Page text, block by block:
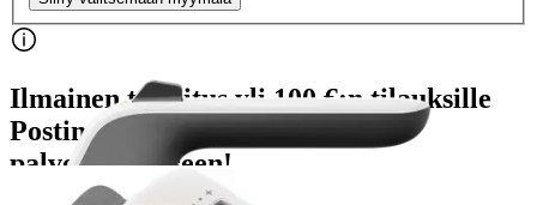
Ilmainen toimitus yli 100 €:n tilauksille
Postin pakettiautomaattiin tai
palvelupisteeseen!